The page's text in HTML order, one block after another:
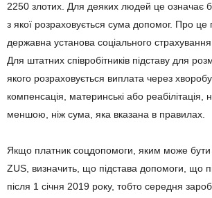
2250 злотих. Для деяких людей це означає
з якої розраховується сума допомог. Про це
державна установа соціального
Для штатних співробітників підставу для
якого розраховується виплата через
компенсація, материнські або реабілітація,
меншою, ніж сума, яка вказана в правилах.
Якщо платник соцдопомоги, яким може
ZUS, визначить, що підстава допомоги, що
після 1 січня 2019 року, тобто середня